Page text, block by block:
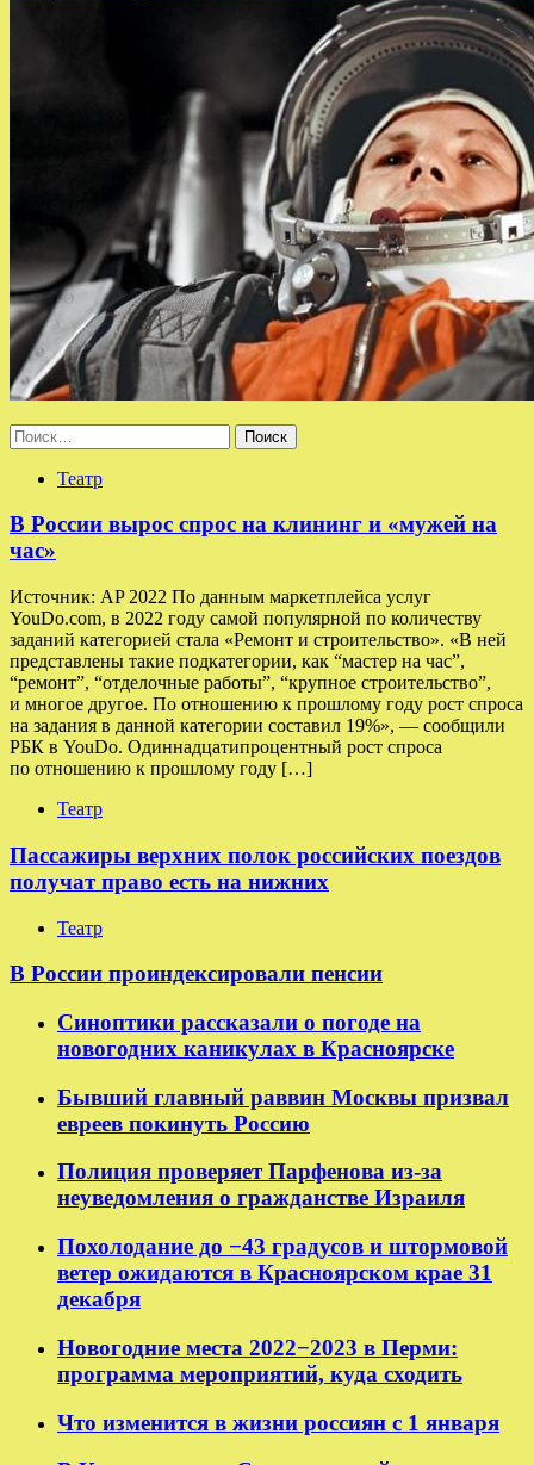
Найти:
Театр
В России вырос спрос на клининг и «мужей на
час»
Источник: AP 2022 По данным маркетплейса услуг
YouDo.com, в 2022 году самой популярной по количеству
заданий категорией стала «Ремонт и строительство». «В ней
представлены такие подкатегории, как “мастер на час”,
“ремонт”, “отделочные работы”, “крупное строительство”,
и многое другое. По отношению к прошлому году рост спроса
на задания в данной категории составил 19%», — сообщили
РБК в YouDo. Одиннадцатипроцентный рост спроса
по отношению к прошлому году […]
Театр
Пассажиры верхних полок российских поездов
получат право есть на нижних
Театр
В России проиндексировали пенсии
Синоптики рассказали о погоде на
новогодних каникулах в Красноярске
Бывший главный раввин Москвы призвал
евреев покинуть Россию
Полиция проверяет Парфенова из-за
неуведомления о гражданстве Израиля
Похолодание до −43 градусов и штормовой
ветер ожидаются в Красноярском крае 31
декабря
Новогодние места 2022−2023 в Перми:
программа мероприятий, куда сходить
Что изменится в жизни россиян с 1 января